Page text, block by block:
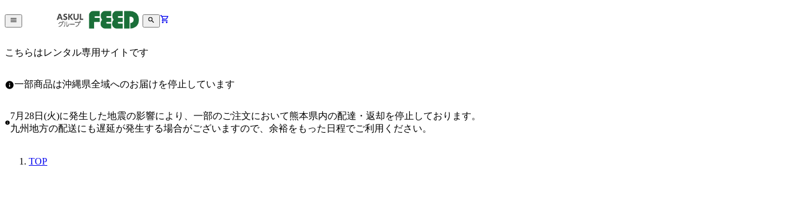
こちらはレンタル専用サイトです
一部商品は沖縄県全域へのお届けを停止しています
7月28日(火)に発生した地震の影響により、一部のご注文において熊本県内の配達・返却を停止しております。
九州地方の配送にも遅延が発生する場合がございますので、余裕をもった日程でご利用ください。
TOP